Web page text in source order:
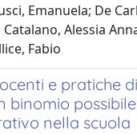
Emanuela; De
Alessia
Fabio
e pratiche di
binomio
nella scuola